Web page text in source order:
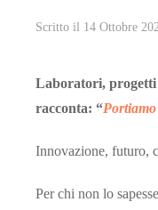
Scritto il 14 Ottobre
Laboratori, progetti
racconta: “
Innovazione, futuro,
Per chi non lo